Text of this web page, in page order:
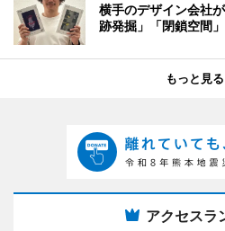
横手のデザイン会社
跡発掘」「閉鎖空間
もっと見る
アクセスラ